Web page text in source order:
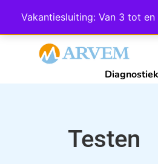
Vakantiesluiting: Van 3 tot
Wij scoren
Diagnostiek
Testen